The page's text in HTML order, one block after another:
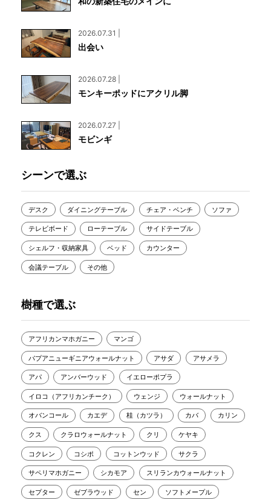
2026.07.31 |
出会い
2026.07.28 |
モンキーポッドにアクリル脚
2026.07.27 |
モビンギ
シーンで選ぶ
デスク ダイニングテーブル チェア・ベンチ ソファ
テレビボード ローテーブル サイドテーブル
シェルフ・収納家具 ベッド カウンター
会議テーブル その他
樹種で選ぶ
アフリカンマホガニー マンゴ
パプアニューギニアウォールナット アサダ アサメラ
アパ アンバーウッド イエローポプラ
イロコ（アフリカンチーク） ウェンジ ウォールナット
オバンコール カエデ 桂（カツラ） カバ カリン
クス クラロウォールナット クリ ケヤキ
コクレン コシポ コットンウッド サクラ
サペリマホガニー シカモア スリランカウォールナット
セプター ゼブラウッド セン ソフトメープル